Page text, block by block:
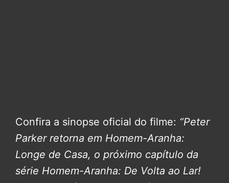
Confira a sinopse oficial do filme: “Peter
Parker retorna em Homem-Aranha:
Longe de Casa, o próximo capítulo da
série Homem-Aranha: De Volta ao Lar!